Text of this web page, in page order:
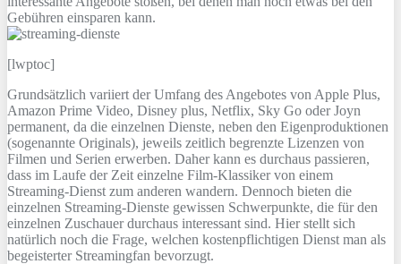
Gebühren einsparen kann.
[lwptoc]
Grundsätzlich variiert der Umfang des Angebotes von Apple Plus,
Amazon Prime Video, Disney plus, Netflix, Sky Go oder Joyn
permanent, da die einzelnen Dienste, neben den Eigenproduktionen
(sogenannte Originals), jeweils zeitlich begrenzte Lizenzen von
Filmen und Serien erwerben. Daher kann es durchaus passieren,
dass im Laufe der Zeit einzelne Film-Klassiker von einem
Streaming-Dienst zum anderen wandern. Dennoch bieten die
einzelnen Streaming-Dienste gewissen Schwerpunkte, die für den
einzelnen Zuschauer durchaus interessant sind. Hier stellt sich
natürlich noch die Frage, welchen kostenpflichtigen Dienst man als
begeisterter Streamingfan bevorzugt.